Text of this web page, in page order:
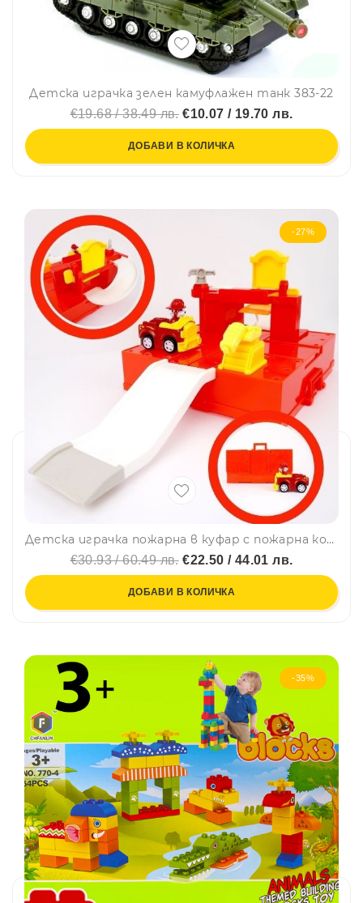
Детска играчка зелен камуфлажен танк 383-22
€19.68 / 38.49 лв.€10.07 / 19.70 лв.
ДОБАВИ В КОЛИЧКА
-27%
Детска играчка пожарна в куфар с пожарна кола и комплект стикери 988
€30.93 / 60.49 лв.€22.50 / 44.01 лв.
ДОБАВИ В КОЛИЧКА
-35%